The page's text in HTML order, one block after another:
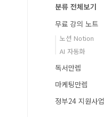
분류 전체보기
무료 강의 노트
노션 Notion
AI 자동화
독서만렙
마케팅만렙
정부24 지원사업